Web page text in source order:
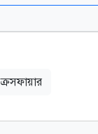
ক্রসফায়ার